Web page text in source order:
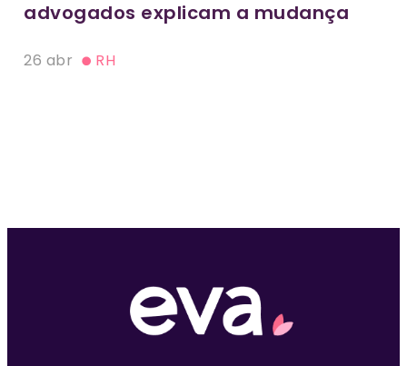
advogados explicam a mudança
26 abr RH